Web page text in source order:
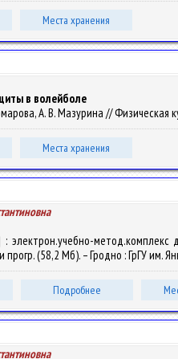
Места хранения
в волейболе
А. В. Мазурина // Физическая
Места хранения
электрон.учебно-
прогр. (58,2 Мб). – Гродно : ГрГУ
Подробнее